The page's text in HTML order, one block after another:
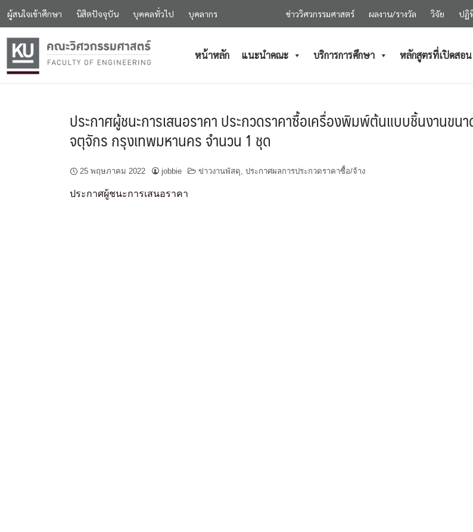
ผู้สนใจเข้าศึกษา นิสิตปัจจุบัน บุคคลทั่วไป บุคลากร ข่าววิศวกรรมศาสตร์ ผลงาน/รางวัล วิจัย ปฏิ
หน้าหลัก แนะนำคณะ บริการการศึกษา หลักสูตรที่เปิดสอน
ประกาศผู้ชนะการเสนอราคา ประกวดราคาซื้อเครื่องพิมพ์ต้นแบบชิ้นงานขน
จตุจักร กรุงเทพมหานคร จำนวน 1 ชุด
25 พฤษภาคม 2022 jobbie ข่าวงานพัสดุ ประกาศผลการประกวดราคาซื้อ/จ้าง
ประกาศผู้ชนะการเสนอราคา